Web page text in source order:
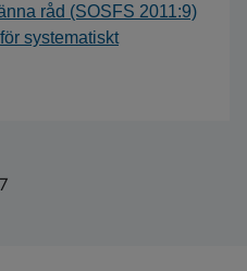
råd (SOSFS 2011:9)
systematiskt